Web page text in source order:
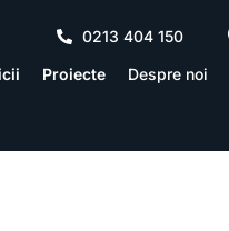
0213 404 150
Proiecte Despre noi